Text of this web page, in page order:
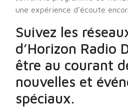
une expérience d’écoute
Suivez les
d’Horizon Radio
être au courant
nouvelles et
spéciaux.